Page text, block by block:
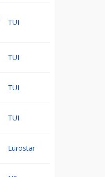
TUI
TUI
TUI
TUI
Eurostar